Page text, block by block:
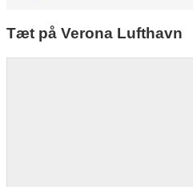
Tæt på Verona Lufthavn